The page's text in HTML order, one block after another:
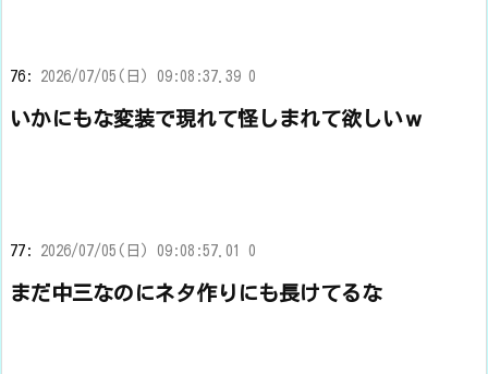
76: 2026/07/05(日) 09:08:37.39 0
いかにもな変装で現れて怪しまれて欲しいｗ
77: 2026/07/05(日) 09:08:57.01 0
まだ中三なのにネタ作りにも長けてるな